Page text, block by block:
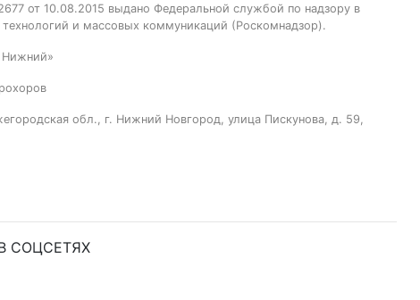
от 10.08.2015 выдано Федеральной службой по надзору в
и массовых коммуникаций (Роскомнадзор).
обл., г. Нижний Новгород, улица Пискунова, д. 59,
СОЦСЕТЯХ